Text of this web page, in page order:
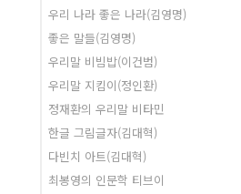
우리 나라 좋은 나라(김영명)
좋은 말들(김영명)
우리말 비빔밥(이건범)
우리말 지킴이(정인환)
정재환의 우리말 비타민
한글 그림글자(김대혁)
다빈치 아트(김대혁)
최봉영의 인문학 티브이